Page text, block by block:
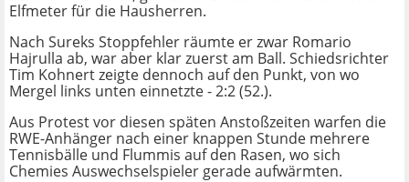
Elfmeter für die Hausherren.
Nach Sureks Stoppfehler räumte er zwar Romario
Hajrulla ab, war aber klar zuerst am Ball. Schiedsrichter
Tim Kohnert zeigte dennoch auf den Punkt, von wo
Mergel links unten einnetzte - 2:2 (52.).
Aus Protest vor diesen späten Anstoßzeiten warfen die
RWE-Anhänger nach einer knappen Stunde mehrere
Tennisbälle und Flummis auf den Rasen, wo sich
Chemies Auswechselspieler gerade aufwärmten.